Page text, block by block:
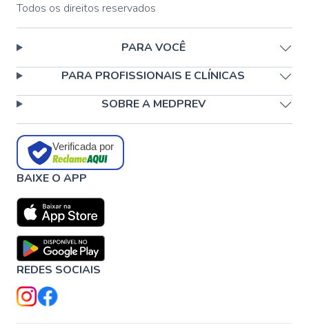
Todos os direitos reservados
PARA VOCÊ
PARA PROFISSIONAIS E CLÍNICAS
SOBRE A MEDPREV
Verificada por
BAIXE O APP
REDES SOCIAIS